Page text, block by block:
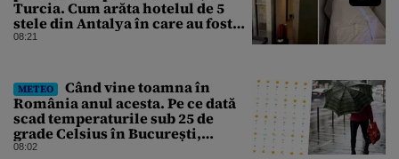
Turcia. Cum arăta hotelul de 5
stele din Antalya în care au fost
cazați
08:21
METEO
Când vine toamna în
România anul acesta. Pe ce dată
scad temperaturile sub 25 de
grade Celsius în București,
potrivit meteorologilor
08:02